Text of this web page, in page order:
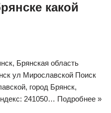
какой
Брянская область
ул Мирославской Поиск
город Брянск,
241050… Подробнее »